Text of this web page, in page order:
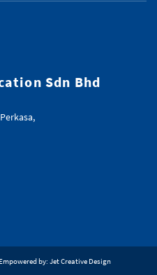
Sdn Bhd
by: Jet Creative Design